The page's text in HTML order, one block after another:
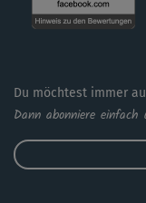
Du möchtest immer
Dann abonniere einfach